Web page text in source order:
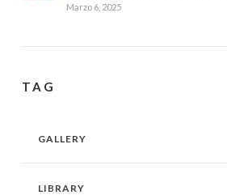
Marzo 6, 2025
TAG
GALLERY
LIBRARY